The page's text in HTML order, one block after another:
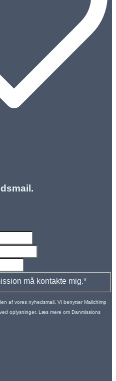
må kontakte mig.*
af vores nyhedsmail. Vi benytter Mailchimp
oplysninger. Læs mere om Danmissions